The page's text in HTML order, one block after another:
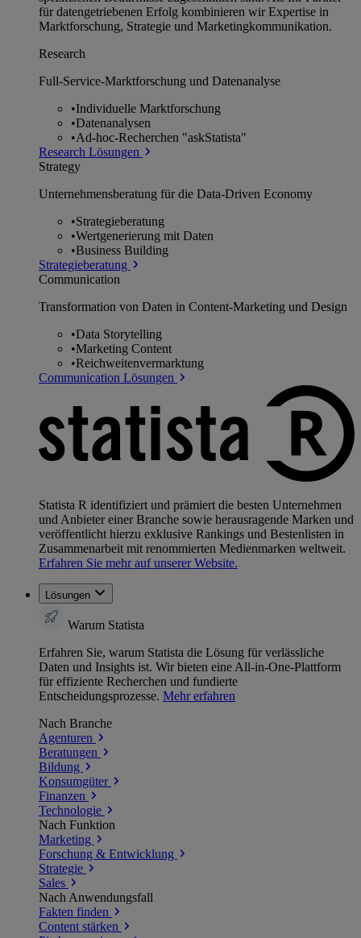
für datengetriebenen Erfolg kombinieren wir Expertise in
Marktforschung, Strategie und Marketingkommunikation.
Research
Full-Service-Marktforschung und Datenanalyse
•Individuelle Marktforschung
•Datenanalysen
•Ad-hoc-Recherchen "askStatista"
Research Lösungen
Strategy
Unternehmens­beratung für die Data-Driven Economy
•Strategieberatung
•Wertgenerierung mit Daten
•Business Building
Strategieberatung
Communication
Transformation von Daten in Content-Marketing und Design
•Data Storytelling
•Marketing Content
•Reichweitenvermarktung
Communication Lösungen
Statista R identifiziert und prämiert die besten Unternehmen
und Anbieter einer Branche sowie herausragende Marken und
veröffentlicht hierzu exklusive Rankings und Bestenlisten in
Zusammenarbeit mit renommierten Medienmarken weltweit.
Erfahren Sie mehr auf unserer Website.
Lösungen
Warum Statista
Erfahren Sie, warum Statista die Lösung für verlässliche
Daten und Insights ist. Wir bieten eine All-in-One-Plattform
für effiziente Recherchen und fundierte
Entscheidungsprozesse. Mehr erfahren
Nach Branche
Agenturen
Beratungen
Bildung
Konsumgüter
Finanzen
Technologie
Nach Funktion
Marketing
Forschung & Entwicklung
Strategie
Sales
Nach Anwendungsfall
Fakten finden
Content stärken